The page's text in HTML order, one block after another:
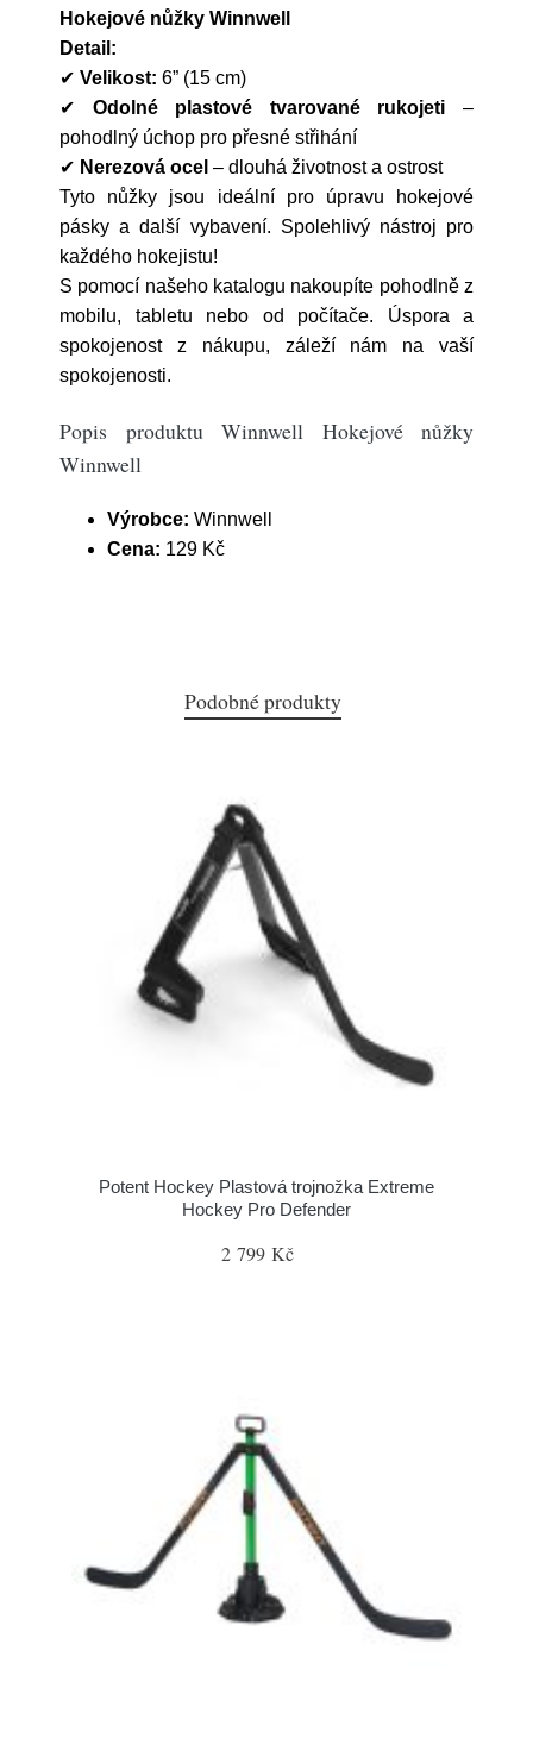
Hokejové nůžky Winnwell
Detail:
✔ Velikost: 6” (15 cm)
✔ Odolné plastové tvarované rukojeti –
pohodlný úchop pro přesné střihání
✔ Nerezová ocel – dlouhá životnost a ostrost
Tyto nůžky jsou ideální pro úpravu hokejové
pásky a další vybavení. Spolehlivý nástroj pro
každého hokejistu!
S pomocí našeho katalogu nakoupíte pohodlně z
mobilu, tabletu nebo od počítače. Úspora a
spokojenost z nákupu, záleží nám na vaší
spokojenosti.
Popis produktu Winnwell Hokejové nůžky
Winnwell
Výrobce: Winnwell
Cena: 129 Kč
Podobné produkty
Potent Hockey Plastová trojnožka Extreme
Hockey Pro Defender
2 799 Kč